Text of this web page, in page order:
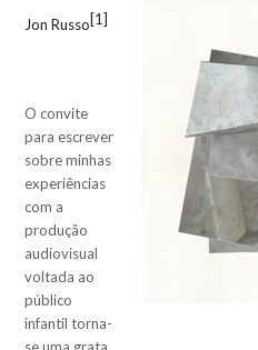
Jon Russo[1]
O convite
para escrever
sobre minhas
experiências
com a
produção
audiovisual
voltada ao
público
infantil torna-